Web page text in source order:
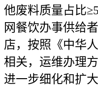
他废料质量占比
网餐饮办事供给
店，按照《中华
相关，运维办理
进一步细化和扩